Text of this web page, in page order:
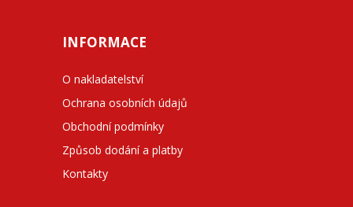
INFORMACE
O nakladatelství
Ochrana osobních údajů
Obchodní podmínky
Způsob dodání a platby
Kontakty